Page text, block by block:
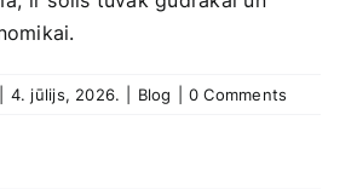
4. jūlijs, 2026. Blog 0 Comments